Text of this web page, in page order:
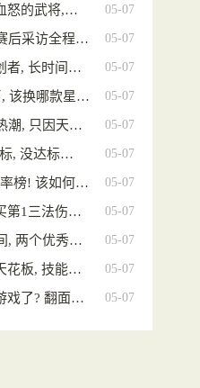
05-07
怒的武将,…
05-07
后采访全程…
05-07
者, 长时间…
05-07
, 该换哪款星…
05-07
潮, 只因天…
05-07
, 没达标…
05-07
榜! 该如何…
05-07
第1三法伤…
05-07
, 两个优秀…
05-07
花板, 技能…
05-07
戏了? 翻面…